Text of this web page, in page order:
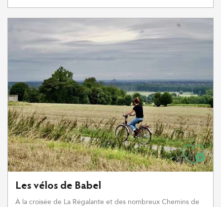
Les vélos de Babel
À la croisée de La Régalante et des nombreux Chemins de